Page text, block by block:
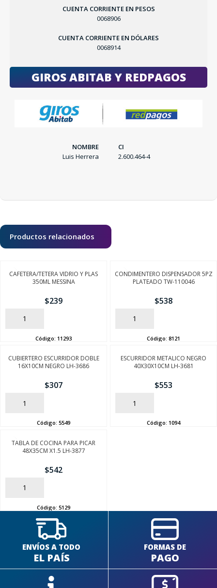
CUENTA CORRIENTE EN PESOS
0068906
CUENTA CORRIENTE EN DÓLARES
0068914
GIROS ABITAB Y REDPAGOS
NOMBRE
Luis Herrera
CI
2.600.464-4
Productos relacionados
CAFETERA/TETERA VIDRIO Y PLAS
350ML MESSINA
$239
AÑADIR
Código: 11293
CONDIMENTERO DISPENSADOR 5PZ
PLATEADO TW-110046
$538
AÑADIR
Código: 8121
CUBIERTERO ESCURRIDOR DOBLE
16X10CM NEGRO LH-3686
$307
AÑADIR
Código: 5549
ESCURRIDOR METALICO NEGRO
40X30X10CM LH-3681
$553
AÑADIR
Código: 1094
TABLA DE COCINA PARA PICAR
48X35CM X1.5 LH-3877
$542
AÑADIR
Código: 5129
ENVÍOS A TODO
EL PAÍS
FORMAS DE
PAGO
SEGUÍ COMPRANDO
FINALIZÁ TU COMPRA